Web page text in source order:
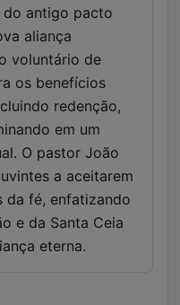
antigo pacto
aliança
voluntário de
os benefícios
redenção,
em um
O pastor João
a aceitarem
da fé, enfatizando
e da Santa Ceia
eterna.